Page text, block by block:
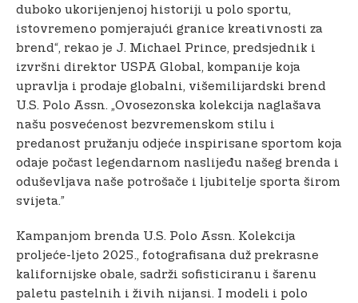
duboko ukorijenjenoj historiji u polo sportu,
istovremeno pomjerajući granice kreativnosti za
brend“, rekao je J. Michael Prince, predsjednik i
izvršni direktor USPA Global, kompanije koja
upravlja i prodaje globalni, višemilijardski brend
U.S. Polo Assn. „Ovosezonska kolekcija naglašava
našu posvećenost bezvremenskom stilu i
predanost pružanju odjeće inspirisane sportom koja
odaje počast legendarnom naslijeđu našeg brenda i
oduševljava naše potrošače i ljubitelje sporta širom
svijeta.”
Kampanjom brenda U.S. Polo Assn. Kolekcija
proljeće-ljeto 2025., fotografisana duž prekrasne
kalifornijske obale, sadrži sofisticiranu i šarenu
paletu pastelnih i živih nijansi. I modeli i polo